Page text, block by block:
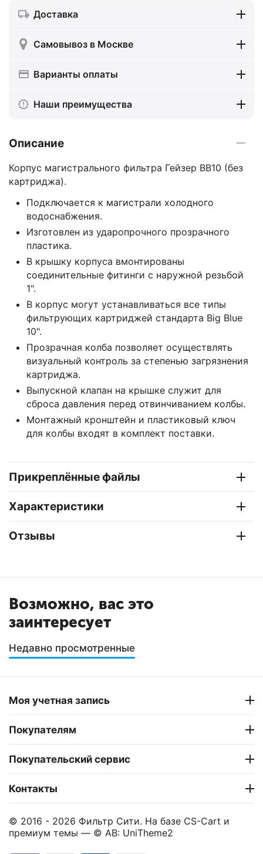
Доставка
Самовывоз в Москве
Варианты оплаты
Наши преимущества
Описание
Корпус магистрального фильтра Гейзер BB10 (без
картриджа).
Подключается к магистрали холодного
водоснабжения.
Изготовлен из ударопрочного прозрачного
пластика.
В крышку корпуса вмонтированы
соединительные фитинги с наружной резьбой
1".
В корпус могут устанавливаться все типы
фильтрующих картриджей стандарта Big Blue
10".
Прозрачная колба позволяет осуществлять
визуальный контроль за степенью загрязнения
картриджа.
Выпускной клапан на крышке служит для
сброса давления перед отвинчиванием колбы.
Монтажный кронштейн и пластиковый ключ
для колбы входят в комплект поставки.
Прикреплённые файлы
Характеристики
Отзывы
Возможно, вас это
заинтересует
Недавно просмотренные
Моя учетная запись
Покупателям
Покупательский сервис
Контакты
© 2016 - 2026 Фильтр Сити. На базе CS-Cart и
премиум темы — © AB: UniTheme2